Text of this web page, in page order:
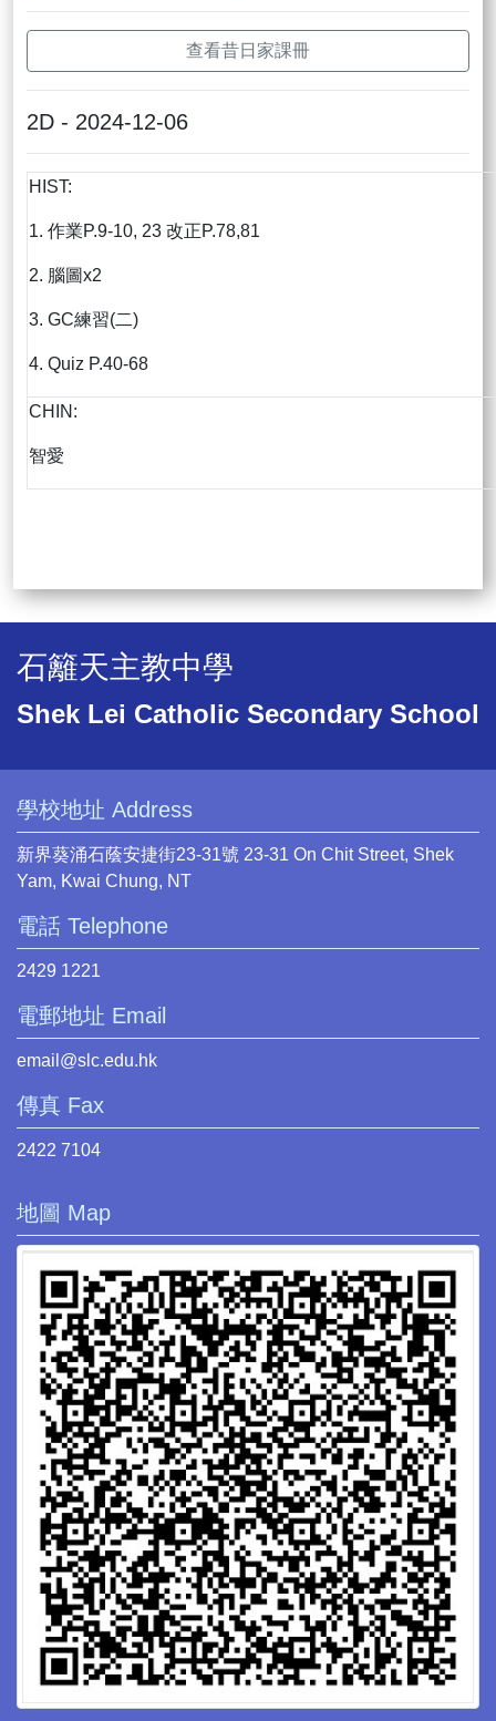
查看昔日家課冊
2D - 2024-12-06
HIST:
1. 作業P.9-10, 23 改正P.78,81
2. 腦圖x2
3. GC練習(二)
4. Quiz P.40-68
CHIN:
智愛
石籬天主教中學
Shek Lei Catholic Secondary School
學校地址 Address
新界葵涌石蔭安捷街23-31號 23-31 On Chit Street, Shek
Yam, Kwai Chung, NT
電話 Telephone
2429 1221
電郵地址 Email
email@slc.edu.hk
傳真 Fax
2422 7104
地圖 Map